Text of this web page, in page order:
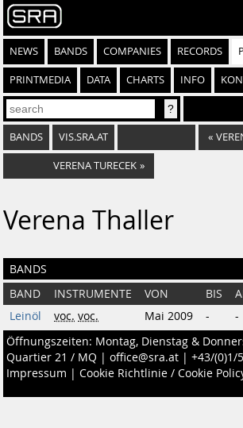
NEWS BANDS COMPANIES RECORDS
PRINTMEDIA DATA CHARTS INFO
BANDS VIS.SRA.AT «
VERENA TURECEK »
Verena Thaller
BANDS
BAND INSTRUMENTE VON BIS
Leinöl
voc. voc. Mai 2009 -
-
Öffnungszeiten: Montag, Dienstag &
Quartier 21 / MQ | office@sra.at | +43/(0)1/
Impressum | Cookie Richtlinie / Cookie